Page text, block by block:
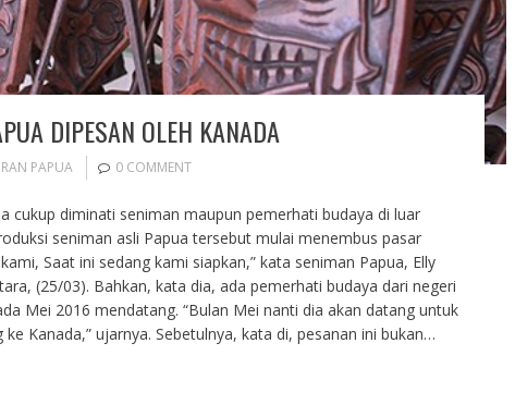
DIPESAN OLEH KANADA
PAPUA 0 COMMENT
cukup diminati seniman maupun pemerhati budaya di luar
seniman asli Papua tersebut mulai menembus pasar
Saat ini sedang kami siapkan,” kata seniman Papua, Elly
(25/03). Bahkan, kata dia, ada pemerhati budaya dari negeri
Mei 2016 mendatang. “Bulan Mei nanti dia akan datang untuk
Kanada,” ujarnya. Sebetulnya, kata di, pesanan ini bukan…